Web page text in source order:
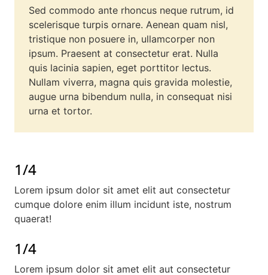
Sed commodo ante rhoncus neque rutrum, id
scelerisque turpis ornare. Aenean quam nisl,
tristique non posuere in, ullamcorper non
ipsum. Praesent at consectetur erat. Nulla
quis lacinia sapien, eget porttitor lectus.
Nullam viverra, magna quis gravida molestie,
augue urna bibendum nulla, in consequat nisi
urna et tortor.
1/4
Lorem ipsum dolor sit amet elit aut consectetur
cumque dolore enim illum incidunt iste, nostrum
quaerat!
1/4
Lorem ipsum dolor sit amet elit aut consectetur